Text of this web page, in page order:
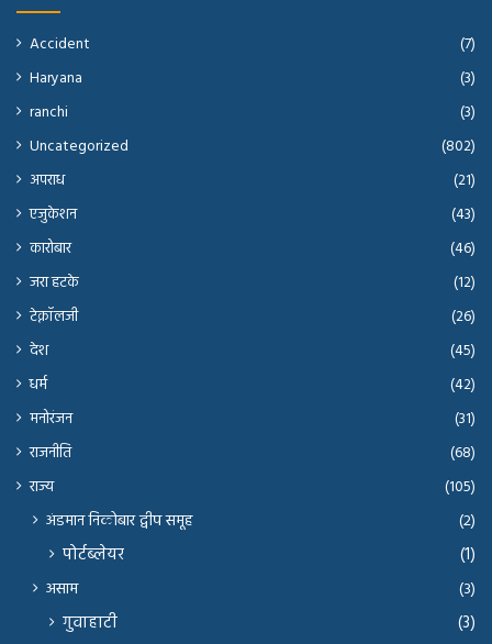
Accident
(7)
Haryana
(3)
ranchi
(3)
Uncategorized
(802)
अपराध
(21)
एजुकेशन
(43)
कारोबार
(46)
जरा हटके
(12)
टेक्नॉलजी
(26)
देश
(45)
धर्म
(42)
मनोरंजन
(31)
राजनीति
(68)
राज्य
(105)
अंडमान निकोबार द्वीप समूह (2)
पोर्टब्लेयर (1)
असाम (3)
गुवाहाटी (3)